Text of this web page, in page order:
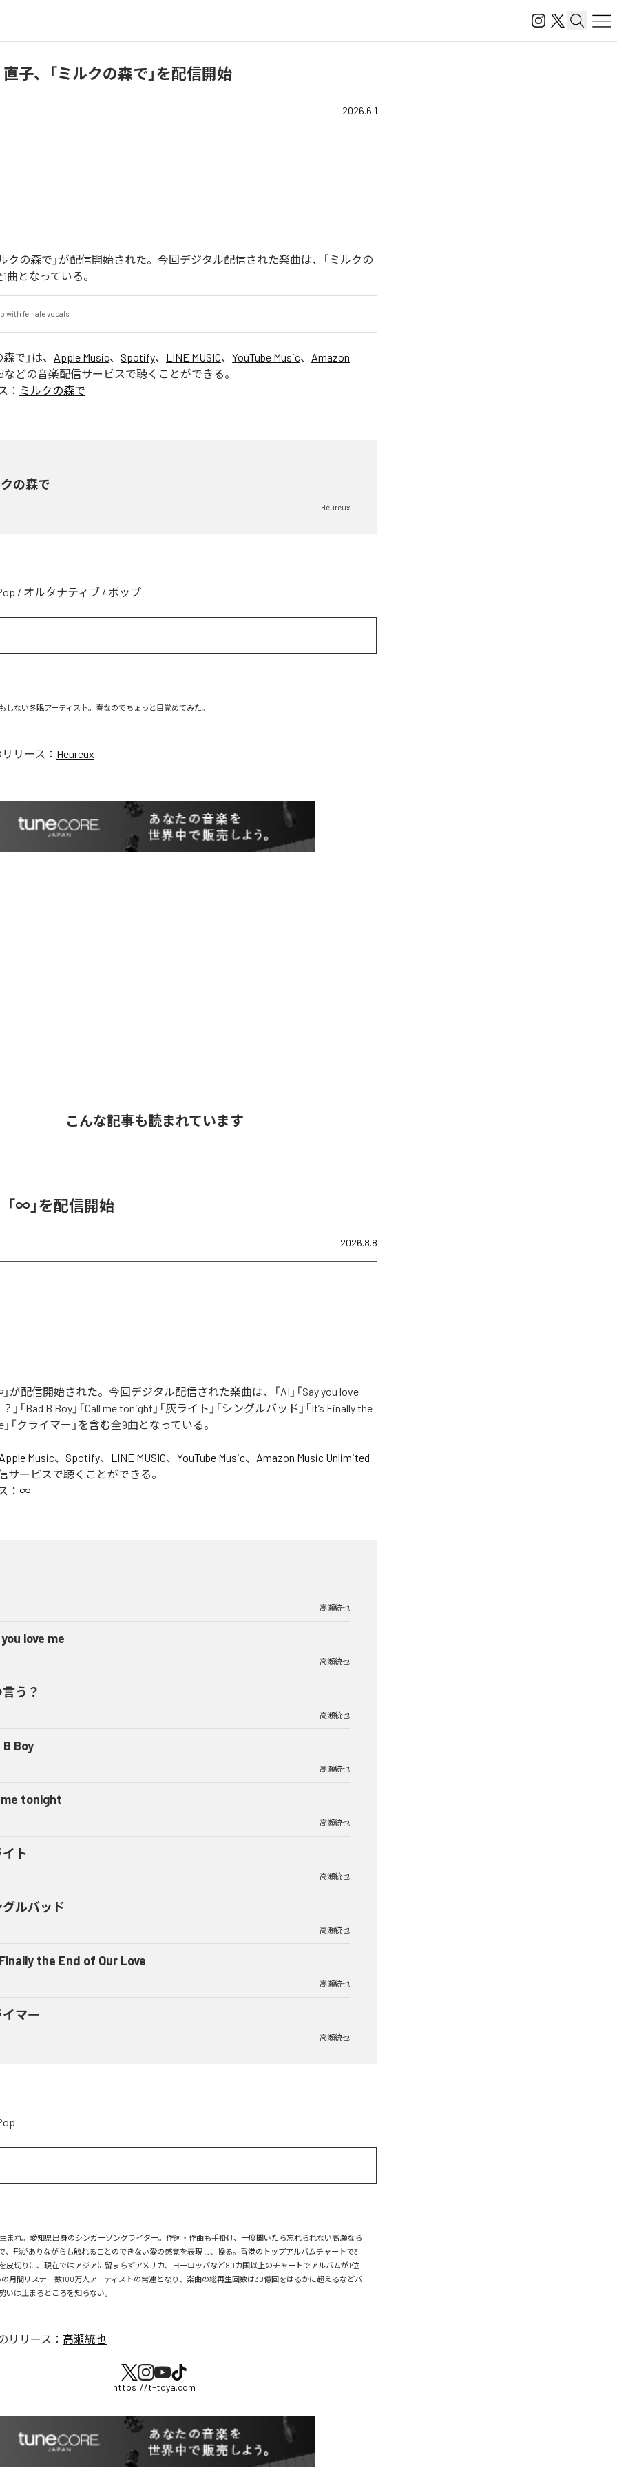
子、「ミルクの森で」を配信開始
2026.6.1
クの森で」が配信開始された。今回デジタル配信された楽曲は、「ミルクの
曲となっている。
with female vocals
森で 」は、 Apple Music、 Spotify、 LINE MUSIC、 YouTube Music、 Amazon
などの音楽配信サービスで聴くことができる。
： ミルクの森で
の森で
Heureux
/ オルタナティブ / ポップ
しない冬眠アーティスト。春なのでちょっと目覚めてみた。
リース： Heureux
こんな記事も読まれています
∞」を配信開始
2026.8.8
が配信開始された。今回デジタル配信された楽曲は、「AI」「Say you love
」「Bad B Boy」「Call me tonight」「灰ライト」「シングルバッド」「It’s Finally the
「クライマー」を含む全9曲となっている。
Music、 Spotify、 LINE MUSIC、 YouTube Music、 Amazon Music Unlimited
サービスで聴くことができる。
： ∞
高瀬統也
love me
高瀬統也
う？
高瀬統也
Boy
高瀬統也
tonight
高瀬統也
ト
高瀬統也
ルバッド
高瀬統也
the End of Our Love
高瀬統也
マー
高瀬統也
まれ。愛知県出身のシンガーソングライター。作詞・作曲も手掛け、一度聞いたら忘れられない高瀬なら
、形がありながらも触れることのできない愛の感覚を表現し、操る。香港のトップアルバムチャートで3
皮切りに、現在ではアジアに留まらずアメリカ、ヨーロッパなど80カ国以上のチャートでアルバムが1位
月間リスナー数100万人アーティストの常連となり、楽曲の総再生回数は30億回をはるかに超えるなどバ
いは止まるところを知らない。
リリース： 高瀬統也
https://t-toya.com